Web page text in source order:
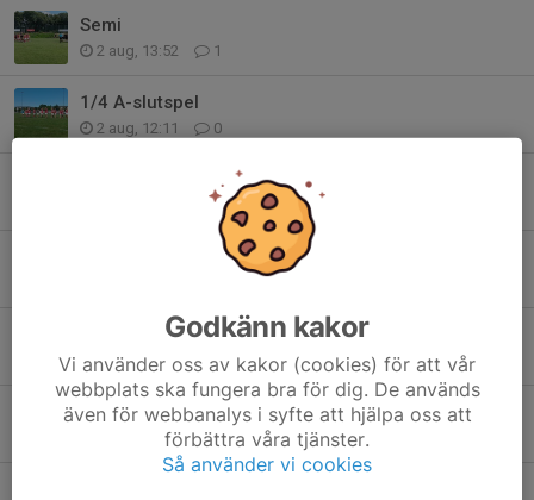
Semi
2 aug, 13:52 1
1/4 A-slutspel
2 aug, 12:11 0
0
Eskilscupen- A slutspel
Eskilscupen
31 jul, 19:30 0
Eskilscupen
31 jul, 16:24 2
Godkänn kakor
Vi använder oss av kakor (cookies) för att vår
webbplats ska fungera bra för dig. De används
även för webbanalys i syfte att hjälpa oss att
förbättra våra tjänster.
Så använder vi cookies